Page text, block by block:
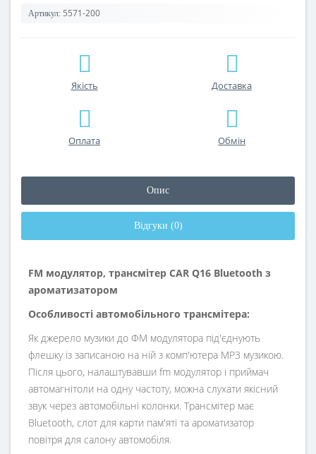
Артикул: 5571-200
Якість Доставка
Оплата Обмін
Опис
Відгуки (0)
FM модулятор, трансмітер CAR Q16 Bluetooth з
ароматизатором
Особливості автомобільного трансмітера:
Як джерело музики до ФМ модулятора під'єднують
флешку із записаною на ній з комп'ютера MP3 музикою.
Після цього, налаштувавши fm модулятор і приймач
автомагнітоли на одну частоту, можна слухати якісний
звук через автомобільні колонки. Трансмітер має
Bluetooth, слот для карти пам'яті та ароматизатор
повітря для салону автомобіля.